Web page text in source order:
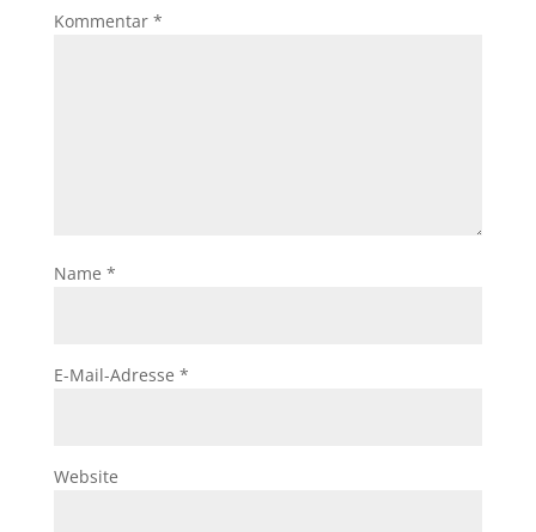
Kommentar *
Name *
E-Mail-Adresse *
Website